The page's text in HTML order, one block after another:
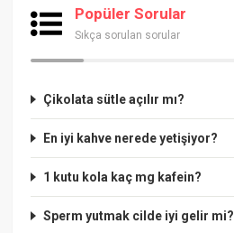
Popüler Sorular
Sıkça sorulan sorular
Çikolata sütle açılır mı?
En iyi kahve nerede yetişiyor?
1 kutu kola kaç mg kafein?
Sperm yutmak cilde iyi gelir mi?